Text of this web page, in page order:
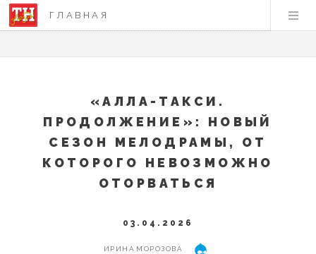
ГЛАВНАЯ
«АЛЛА-ТАКСИ.
ПРОДОЛЖЕНИЕ»: НОВЫЙ
СЕЗОН МЕЛОДРАМЫ, ОТ
КОТОРОГО НЕВОЗМОЖНО
ОТОРВАТЬСЯ
03.04.2026
ИРИНА МОРОЗОВА